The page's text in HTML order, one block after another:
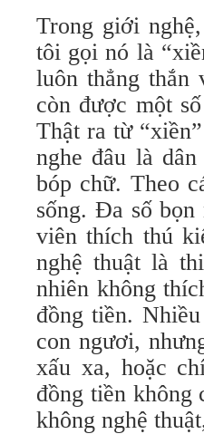
Trong giới
tôi gọi nó là
luôn thẳng
còn được một
Thật ra từ
nghe đâu là
bóp chữ. Theo
sống. Đa số
viên thích thú
nghệ thuật là
nhiên không
đồng tiền.
con ngươi,
xấu xa, hoặc
đồng tiền không
không nghệ